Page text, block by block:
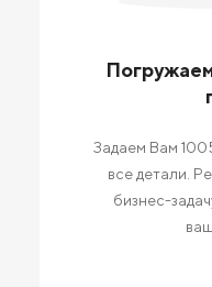
Задаем Вам
все детали.
бизнес-